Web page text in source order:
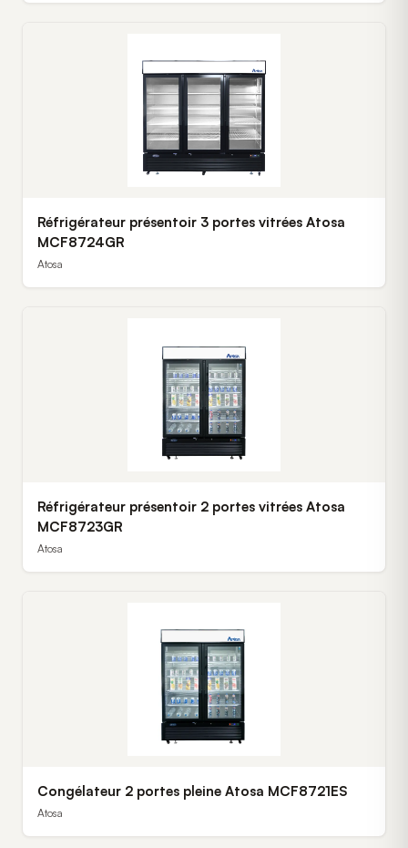
Réfrigérateur présentoir 3 portes vitrées Atosa
MCF8724GR
Atosa
Réfrigérateur présentoir 2 portes vitrées Atosa
MCF8723GR
Atosa
Congélateur 2 portes pleine Atosa MCF8721ES
Atosa